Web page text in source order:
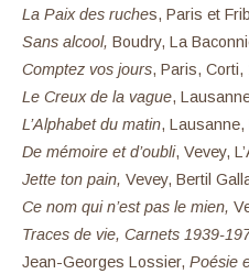
La Paix des ruches, Paris et
Sans alcool, Boudry, La
Comptez vos jours, Paris,
Le Creux de la vague,
L’Alphabet du matin, Lausanne,
De mémoire et d’oubli, Vevey,
Jette ton pain, Vevey, Bertil
Ce nom qui n’est pas le mien,
Traces de vie, Carnets 1939-
Jean-Georges Lossier, Poésie